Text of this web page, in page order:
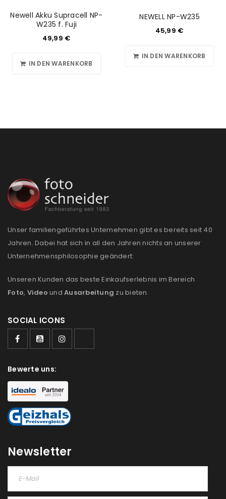
ANMELDEN
Benutzername oder E-Mail-Adresse
Newell Akku Supracell NP-
W235 f. Fuji
49,99 €
IN DEN WARENKORB
NEWELL NP-W235
45,99 €
IN DEN WARENKORB
Unser familiengeführtes Unternehmen gibt es bereits seit 40
Jahren. Dabei hat sich in all den Jahren nichts an unserer
Unternehmensphilosophie geändert:
Unseren Kunden das beste Einkaufserlebnis im Bereich
Foto, Video und Ausarbeitung zu bieten.
SOCIAL ICONS
Bewerte uns:
Newsletter